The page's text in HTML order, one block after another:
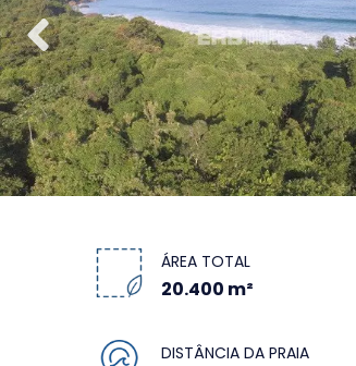
ÁREA TOTAL
20.400 m²
DISTÂNCIA DA PRAIA